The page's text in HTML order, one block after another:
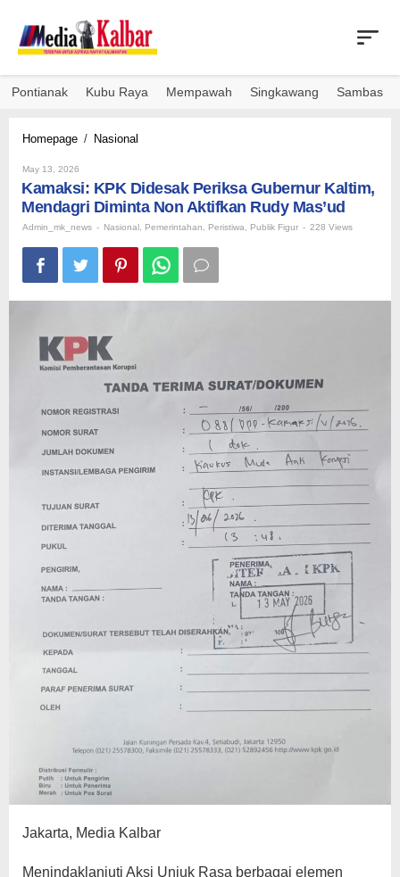
content
Pontianak Kubu Raya Mempawah Singkawang Sambas
Homepage / Nasional
Periksa
Gubernur
Mendagri
Diminta
Non
Aktifkan
Rudy
May 13, 2026
Kamaksi: KPK Didesak Periksa Gubernur Kaltim,
Mendagri Diminta Non Aktifkan Rudy Mas’ud
Admin_mk_news - Nasional Pemerintahan Peristiwa Publik Figur - 228 Views
Jakarta, Media Kalbar
Menindaklanjuti Aksi Unjuk Rasa berbagai elemen